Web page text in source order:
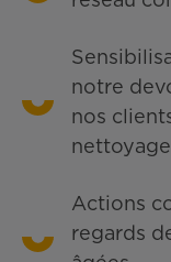
notre
nos
Actions
regards